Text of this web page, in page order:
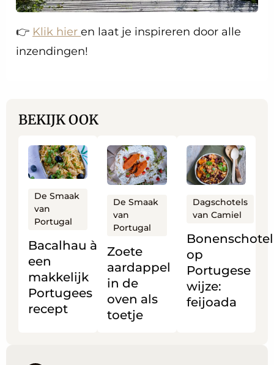
👉 Klik hier en laat je inspireren door alle
inzendingen!
BEKIJK OOK
Bacalhau à Brás
een
makkelijk
Portugees
recept
De Smaak
van
Portugal
Lees
meer
Bacalhau à Brás
een
Portugees
recept
Zoete
aardappel
in de
oven als
toetje
De Smaak
van
Portugal
Lees
meer
over
Zoete
aardappel
in
de
oven
als
toetje
Bonenschotel
op
Portugese
wijze:
feijoada
Dagschotels
van Camiel
Lees
meer
over
Bonenschotel
op
Portugese
wijze:
feijoada